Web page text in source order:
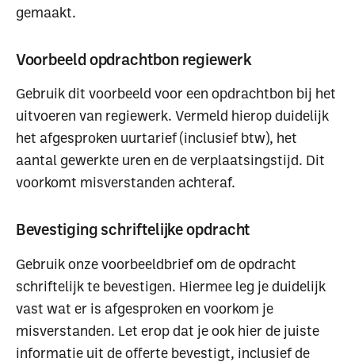
gemaakt.
Voorbeeld opdrachtbon regiewerk
Gebruik dit voorbeeld voor een opdrachtbon bij het
uitvoeren van regiewerk. Vermeld hierop duidelijk
het afgesproken uurtarief (inclusief btw), het
aantal gewerkte uren en de verplaatsingstijd. Dit
voorkomt misverstanden achteraf.
Bevestiging schriftelijke opdracht
Gebruik onze voorbeeldbrief om de opdracht
schriftelijk te bevestigen. Hiermee leg je duidelijk
vast wat er is afgesproken en voorkom je
misverstanden. Let erop dat je ook hier de juiste
informatie uit de offerte bevestigt, inclusief de